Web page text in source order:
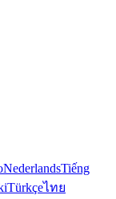
NederlandsTiếng
Türkçeไทย